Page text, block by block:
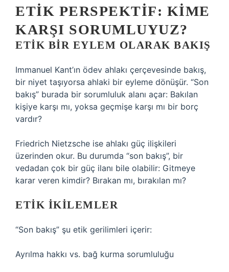
ETIK PERSPEKTIF: KIME
KARŞI SORUMLUYUZ?
ETIK BIR EYLEM OLARAK BAKIŞ
Immanuel Kant’ın ödev ahlakı çerçevesinde bakış,
bir niyet taşıyorsa ahlaki bir eyleme dönüşür. “Son
bakış” burada bir sorumluluk alanı açar: Bakılan
kişiye karşı mı, yoksa geçmişe karşı mı bir borç
vardır?
Friedrich Nietzsche ise ahlakı güç ilişkileri
üzerinden okur. Bu durumda “son bakış”, bir
vedadan çok bir güç ilanı bile olabilir: Gitmeye
karar veren kimdir? Bırakan mı, bırakılan mı?
ETIK IKILEMLER
“Son bakış” şu etik gerilimleri içerir:
Ayrılma hakkı vs. bağ kurma sorumluluğu